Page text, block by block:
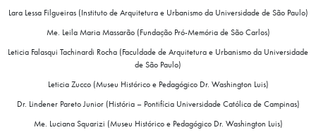
Lara Lessa Filgueiras (Instituto de Arquitetura e Urbanismo da Universidade de São Paulo)
Me. Leila Maria Massarão (Fundação Pró-Memória de São Carlos)
Leticia Falasqui Tachinardi Rocha (Faculdade de Arquitetura e Urbanismo da Universidade
de São Paulo)
Leticia Zucco (Museu Histórico e Pedagógico Dr. Washington Luis)
Dr. Lindener Pareto Junior (História – Pontifícia Universidade Católica de Campinas)
Me. Luciana Squarizi (Museu Histórico e Pedagógico Dr. Washington Luis)